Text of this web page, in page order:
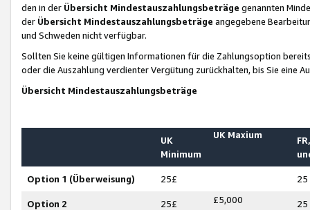
den in der Übersicht Mindestauszahlungsbeträge genannten
der Übersicht Mindestauszahlungsbeträge angegebene
und Schweden nicht verfügbar.
Sollten Sie keine gültigen Informationen für die Zahlungsoption
oder die Auszahlung verdienter Vergütung zurückhalten, bis Sie
Übersicht Mindestauszahlungsbeträge
UK
Minimum
UK Maxium
Option 1 (Überweisung) 25£ 25
Option 2
25£ £5,000 25